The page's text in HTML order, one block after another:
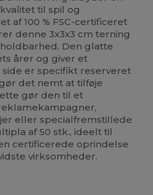
til spil og
af 100 % FSC-certificeret
denne 3x3x3 cm terning
Den glatte
årer og giver et
er specifikt reserveret
det nemt at tilføje
gør den til et
eller specialfremstillede
af 50 stk., ideelt til
certificerede oprindelse
virksomheder.